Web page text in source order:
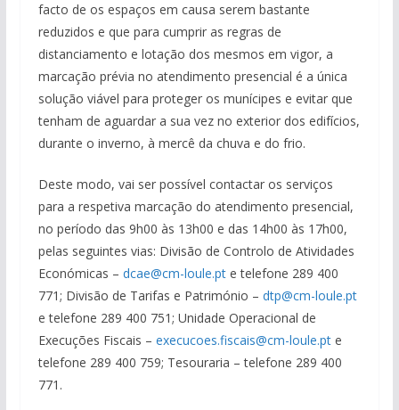
facto de os espaços em causa serem bastante
reduzidos e que para cumprir as regras de
distanciamento e lotação dos mesmos em vigor, a
marcação prévia no atendimento presencial é a única
solução viável para proteger os munícipes e evitar que
tenham de aguardar a sua vez no exterior dos edifícios,
durante o inverno, à mercê da chuva e do frio.
Deste modo, vai ser possível contactar os serviços
para a respetiva marcação do atendimento presencial,
no período das 9h00 às 13h00 e das 14h00 às 17h00,
pelas seguintes vias: Divisão de Controlo de Atividades
Económicas – dcae@cm-loule.pte telefone 289 400
771; Divisão de Tarifas e Património – dtp@cm-loule.pt
e telefone 289 400 751; Unidade Operacional de
Execuções Fiscais – execucoes.fiscais@cm-loule.pte
telefone 289 400 759; Tesouraria – telefone 289 400
771.